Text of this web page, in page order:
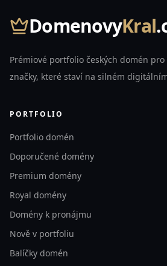
DomenovyKral
Prémiové portfolio českých domén
značky, které staví na silném
PORTFOLIO
Portfolio domén
Doporučené domény
Premium domény
Royal domény
Domény k pronájmu
Nově v portfoliu
Balíčky domén